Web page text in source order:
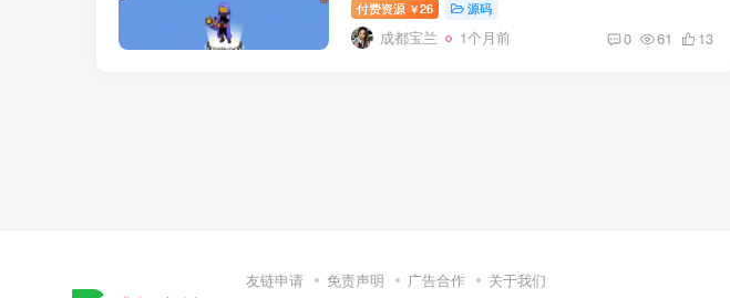
付费资源 ￥26 源码
成都宝兰 1个月前 0 61 13
友链申请 免责声明 广告合作 关于我们